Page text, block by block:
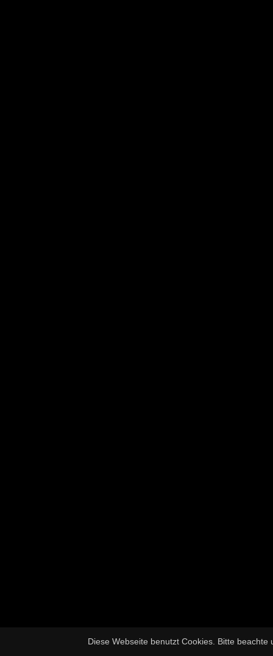
Diese Webseite benutzt Cookies. Bitte beachte